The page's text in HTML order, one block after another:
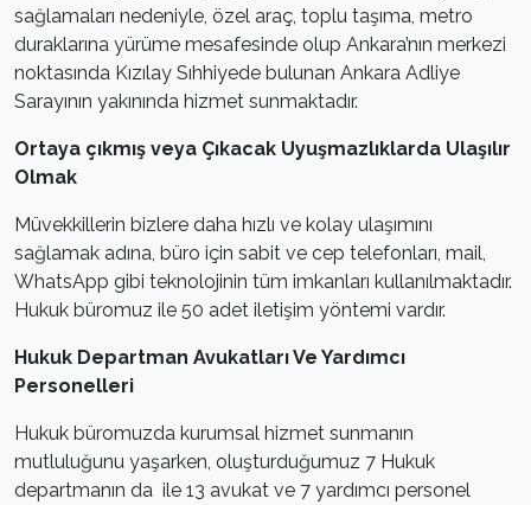
sağlamaları nedeniyle, özel araç, toplu taşıma, metro
duraklarına yürüme mesafesinde olup Ankara’nın merkezi
noktasında Kızılay Sıhhiyede bulunan Ankara Adliye
Sarayının yakınında hizmet sunmaktadır.
Ortaya çıkmış veya Çıkacak Uyuşmazlıklarda Ulaşılır
Olmak
Müvekkillerin bizlere daha hızlı ve kolay ulaşımını
sağlamak adına, büro için sabit ve cep telefonları, mail,
WhatsApp gibi teknolojinin tüm imkanları kullanılmaktadır.
Hukuk büromuz ile 50 adet iletişim yöntemi vardır.
Hukuk Departman Avukatları Ve Yardımcı
Personelleri
Hukuk büromuzda kurumsal hizmet sunmanın
mutluluğunu yaşarken, oluşturduğumuz 7 Hukuk
departmanın da ile 13 avukat ve 7 yardımcı personel